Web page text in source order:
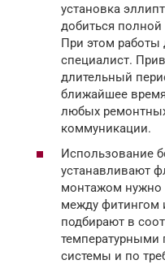
установка
добиться
При этом работы
специалист.
длительный
ближайшее
любых
коммуникации.
Использование
устанавливают
монтажом нужно
между фитингом
подбирают в
температурными
системы и по